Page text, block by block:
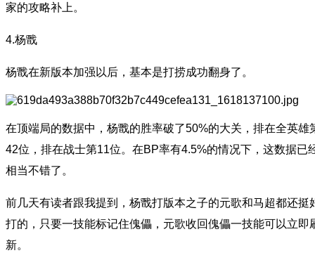
家的攻略补上。
4.杨戬
杨戬在新版本加强以后，基本是打捞成功翻身了。
在顶端局的数据中，杨戬的胜率破了50%的大关，排在全英雄
42位，排在战士第11位。在BP率有4.5%的情况下，这数据已
相当不错了。
前几天有读者跟我提到，杨戬打版本之子的元歌和马超都还挺
打的，只要一技能标记住傀儡，元歌收回傀儡一技能可以立即
新。